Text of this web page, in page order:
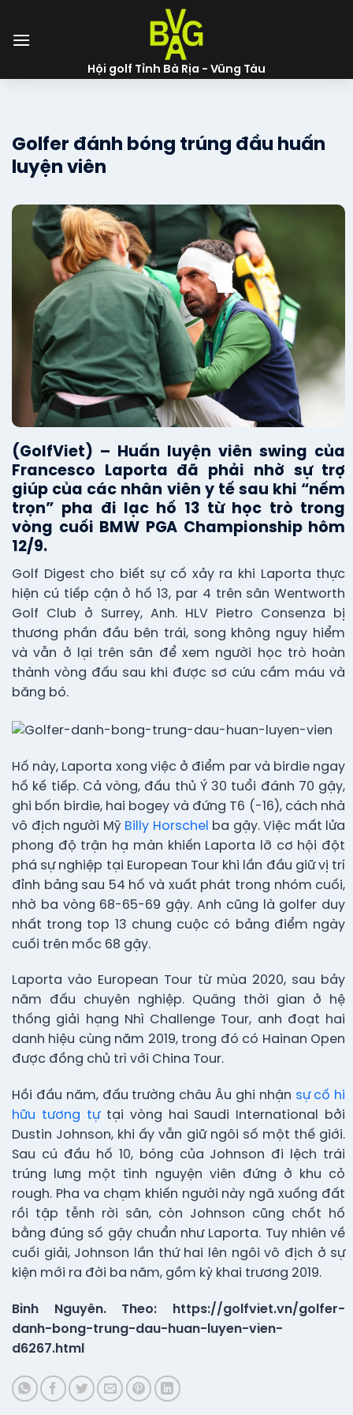
content
Hội golf Tỉnh Bà Rịa - Vũng Tàu
Golfer đánh bóng trúng đầu huấn
luyện viên
(GolfViet) – Huấn luyện viên swing của
Francesco Laporta đã phải nhờ sự trợ
giúp của các nhân viên y tế sau khi “nếm
trọn” pha đi lạc hố 13 từ học trò trong
vòng cuối BMW PGA Championship hôm
12/9.
Golf Digest cho biết sự cố xảy ra khi Laporta thực
hiện cú tiếp cận ở hố 13, par 4 trên sân Wentworth
Golf Club ở Surrey, Anh. HLV Pietro Consenza bị
thương phần đầu bên trái, song không nguy hiểm
và vẫn ở lại trên sân để xem người học trò hoàn
thành vòng đấu sau khi được sơ cứu cầm máu và
băng bó.
Hố này, Laporta xong việc ở điểm par và birdie ngay
hố kế tiếp. Cả vòng, đấu thủ Ý 30 tuổi đánh 70 gậy,
ghi bốn birdie, hai bogey và đứng T6 (-16), cách nhà
vô địch người Mỹ Billy Horschel ba gậy. Việc mất lửa
phong độ trận hạ màn khiến Laporta lỡ cơ hội đột
phá sự nghiệp tại European Tour khi lần đầu giữ vị trí
đỉnh bảng sau 54 hố và xuất phát trong nhóm cuối,
nhờ ba vòng 68-65-69 gậy. Anh cũng là golfer duy
nhất trong top 13 chung cuộc có bảng điểm ngày
cuối trên mốc 68 gậy.
Laporta vào European Tour từ mùa 2020, sau bảy
năm đấu chuyên nghiệp. Quãng thời gian ở hệ
thống giải hạng Nhì Challenge Tour, anh đoạt hai
danh hiệu cùng năm 2019, trong đó có Hainan Open
được đồng chủ trì với China Tour.
Hồi đầu năm, đấu trường châu Âu ghi nhận sự cố hi
hữu tương tựtại vòng hai Saudi International bởi
Dustin Johnson, khi ấy vẫn giữ ngôi số một thế giới.
Sau cú đầu hố 10, bóng của Johnson đi lệch trái
trúng lưng một tình nguyện viên đứng ở khu cỏ
rough. Pha va chạm khiến người này ngã xuống đất
rồi tập tễnh rời sân, còn Johnson cũng chốt hố
bằng đúng số gậy chuẩn như Laporta. Tuy nhiên về
cuối giải, Johnson lần thứ hai lên ngôi vô địch ở sự
kiện mới ra đời ba năm, gồm kỳ khai trương 2019.
Bình Nguyên. Theo: https://golfviet.vn/golfer-
danh-bong-trung-dau-huan-luyen-vien-
d6267.html